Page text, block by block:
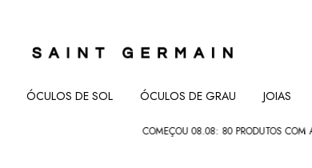
ÓCULOS DE SOL ÓCULOS DE GRAU JOIAS
COMEÇOU 08.08: 80 PRODUTOS COM ATÉ